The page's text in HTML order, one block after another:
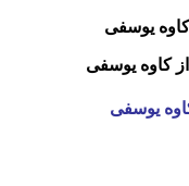
یوسفی
کاوه یوسفی
یوسفی